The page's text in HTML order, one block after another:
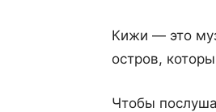
Кижи — это
остров,
Чтобы